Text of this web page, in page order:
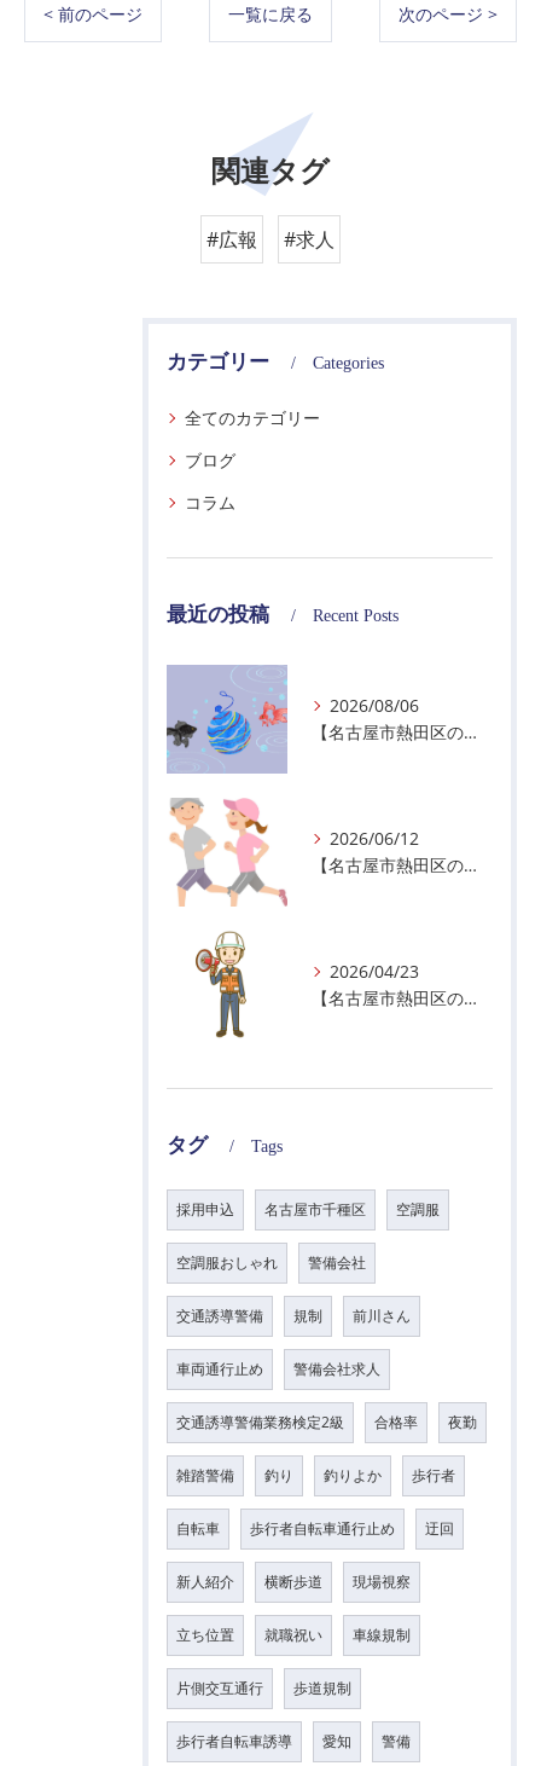
< 前のページ 一覧に戻る 次のページ >
関連タグ
#広報 #求人
カテゴリー Categories
全てのカテゴリー
ブログ
コラム
最近の投稿 Recent Posts
2026/08/06
【名古屋市熱田区の警備会社】夏季休業のお知らせ
2026/06/12
【名古屋市熱田区の警備会社】暑熱順化で熱中症対策を！
2026/04/23
【名古屋市熱田区の警備会社】GWの面接状況について！
タグ Tags
採用申込 名古屋市千種区 空調服
空調服おしゃれ 警備会社
交通誘導警備 規制 前川さん
車両通行止め 警備会社求人
交通誘導警備業務検定2級 合格率 夜勤
雑踏警備 釣り 釣りよか 歩行者
自転車 歩行者自転車通行止め 迂回
新人紹介 横断歩道 現場視察
立ち位置 就職祝い 車線規制
片側交互通行 歩道規制
歩行者自転車誘導 愛知 警備